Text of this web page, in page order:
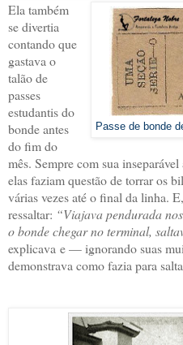
Passe de bonde
Ela também
se divertia
contando que
gastava o
talão de
passes
estudantis do
bonde antes
do fim do
mês. Sempre com sua
elas faziam questão de torrar os
várias vezes até o final da linha.
ressaltar: “Viajava pendurada
o bonde chegar no terminal,
explicava e — ignorando suas
demonstrava como fazia para